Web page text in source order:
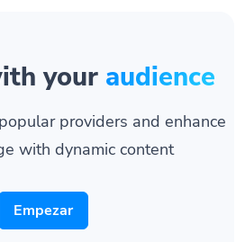
your audience
providers and enhance
with dynamic content
Empezar